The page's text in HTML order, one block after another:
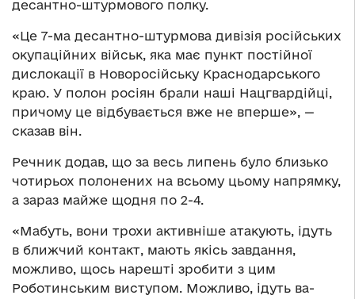
десантно-штурмового полку.
«Це 7-ма десантно-штурмова дивізія російських
окупаційних військ, яка має пункт постійної
дислокації в Новоросійську Краснодарського
краю. У полон росіян брали наші Нацгвардійці,
причому це відбувається вже не вперше», —
сказав він.
Речник додав, що за весь липень було близько
чотирьох полонених на всьому цьому напрямку,
а зараз майже щодня по 2-4.
«Мабуть, вони трохи активніше атакують, ідуть
в ближчий контакт, мають якісь завдання,
можливо, щось нарешті зробити з цим
Роботинським виступом. Можливо, ідуть ва-